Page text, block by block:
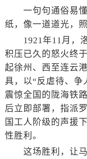
一句句通俗易懂
纸，像一道道光，
1921年11月，洛
积压已久的怒火终
起徐州、西至连云
具，以“反虐待、争
震惊全国的陇海铁
后立即部署，指派
国工人阶级的声援
性胜利。
这场胜利，让马